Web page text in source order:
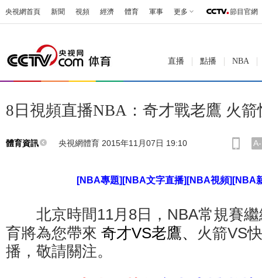
央視網首頁 新聞 視頻 經濟 體育 軍事 更多 節目官網
直播 點播 NBA
8日視頻直播NBA：奇才戰老鷹 火
體育資訊 央視網體育 2015年11月07日 19:10 A-
[NBA專題] [NBA文字直播] [NBA視頻] [NBA
北京時間11月8日，NBA常規賽
育將為您帶來 奇才VS老鷹、 火箭VS
播，敬請關注。